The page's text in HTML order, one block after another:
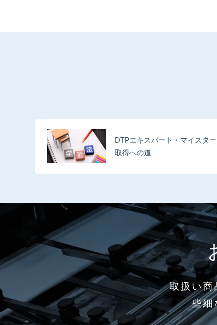
DTPエキスパート・マイスター
取得への道
取扱い商
些細